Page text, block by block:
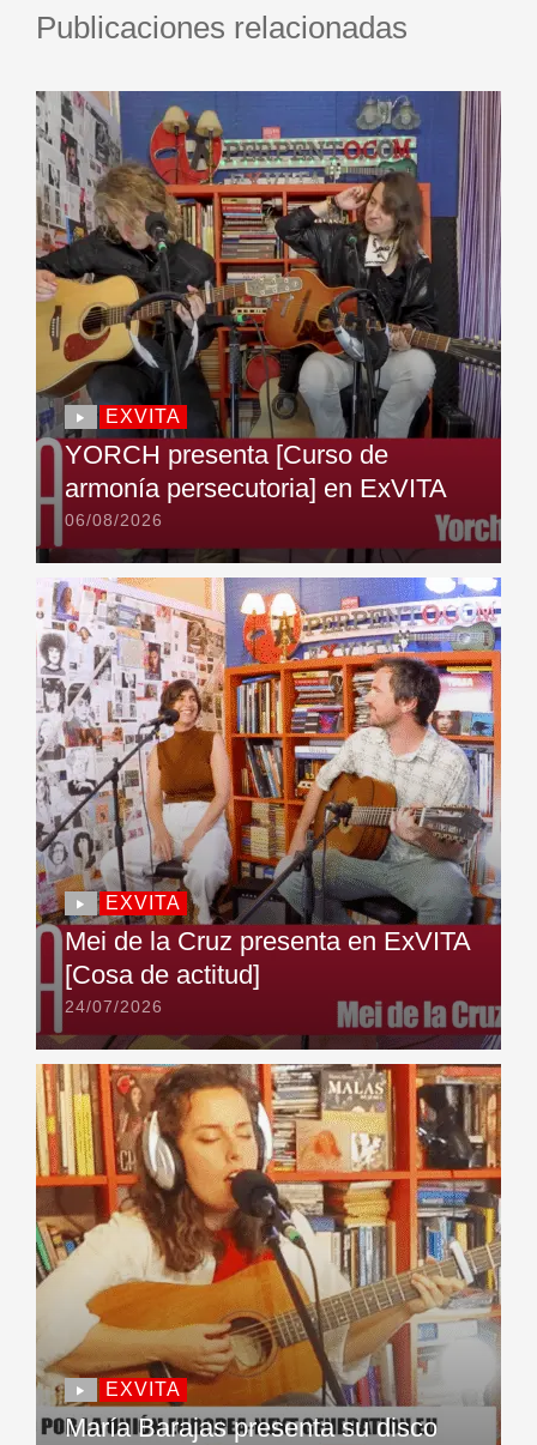
Publicaciones relacionadas
EXVITA
YORCH presenta [Curso de
armonía persecutoria] en ExVITA
06/08/2026
EXVITA
Mei de la Cruz presenta en ExVITA
[Cosa de actitud]
24/07/2026
EXVITA
María Barajas presenta su disco